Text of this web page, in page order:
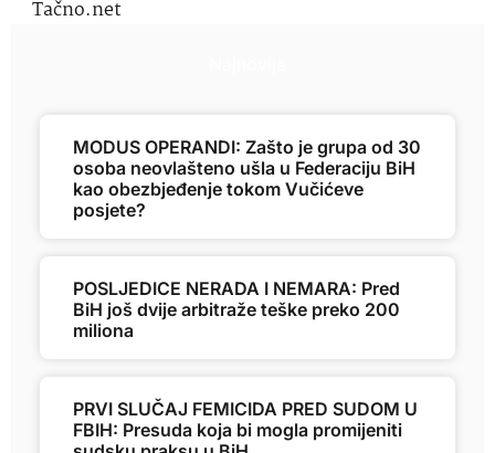
Tačno.net
MODUS OPERANDI: Zašto je grupa od 30
osoba neovlašteno ušla u Federaciju BiH
kao obezbjeđenje tokom Vučićeve
posjete?
POSLJEDICE NERADA I NEMARA: Pred
BiH još dvije arbitraže teške preko 200
miliona
PRVI SLUČAJ FEMICIDA PRED SUDOM U
FBIH: Presuda koja bi mogla promijeniti